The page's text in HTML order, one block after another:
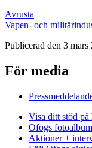
Avrusta
Vapen- och
Publicerad den 3 mars
För media
Visa ditt stöd på
Ofogs
Aktioner +